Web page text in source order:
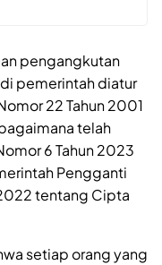
pengangkutan
pemerintah diatur
22 Tahun 2001
telah
6 Tahun 2023
Pengganti
tentang Cipta
setiap orang yang